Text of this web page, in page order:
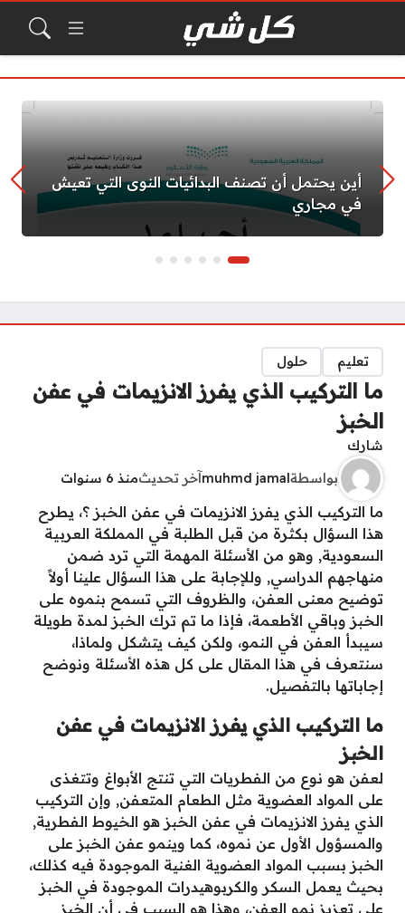
أين يحتمل أن تصنف البدائيات النوى التي تعيش
في مجاري
تعليم حلول
ما التركيب الذي يفرز الانزيمات في عفن
الخبز
شارك
بواسطةmuhmd jamalآخر تحديثمنذ 6 سنوات
ما التركيب الذي يفرز الانزيمات في عفن الخبز ؟، يطرح
هذا السؤال بكثرة من قبل الطلبة في المملكة العربية
السعودية, وهو من الأسئلة المهمة التي ترد ضمن
منهاجهم الدراسي, وللإجابة على هذا السؤال علينا أولاً
توضيح معنى العفن، والظروف التي تسمح بنموه على
الخبز وباقي الأطعمة، فإذا ما تم ترك الخبز لمدة طويلة
سيبدأ العفن في النمو، ولكن كيف يتشكل ولماذا،
سنتعرف في هذا المقال على كل هذه الأسئلة ونوضح
إجاباتها بالتفصيل.
ما التركيب الذي يفرز الانزيمات في عفن
الخبز
لعفن هو نوع من الفطريات التي تنتج الأبواغ وتتغذى
على المواد العضوية مثل الطعام المتعفن, وإن التركيب
الذي يفرز الانزيمات في عفن الخبز هو الخيوط الفطرية,
والمسؤول الأول عن نموه، كما وينمو عفن الخبز على
الخبز بسبب المواد العضوية الغنية الموجودة فيه كذلك،
بحيث يعمل السكر والكربوهيدرات الموجودة في الخبز
على تعزيز نمو العفن، وهذا هو السبب في أن الخبز